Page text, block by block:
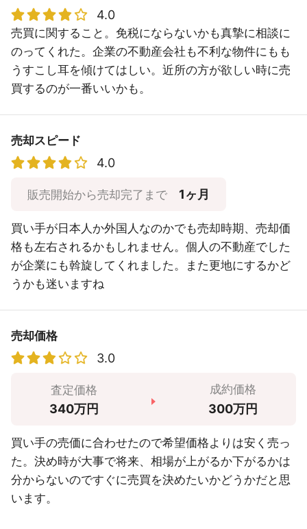
4.0
売買に関すること。免税にならないかも真摯に相談に
のってくれた。企業の不動産会社も不利な物件にもも
うすこし耳を傾けてはしい。近所の方が欲しい時に売
買するのが一番いいかも。
売却スピード
4.0
販売開始から売却完了まで 1ヶ月
買い手が日本人か外国人なのかでも売却時期、売却価
格も左右されるかもしれません。個人の不動産でした
が企業にも斡旋してくれました。また更地にするかど
うかも迷いますね
売却価格
3.0
査定価格
340万円
成約価格
300万円
買い手の売価に合わせたので希望価格よりは安く売っ
た。決め時が大事で将来、相場が上がるか下がるかは
分からないのですぐに売買を決めたいかどうかだと思
います。